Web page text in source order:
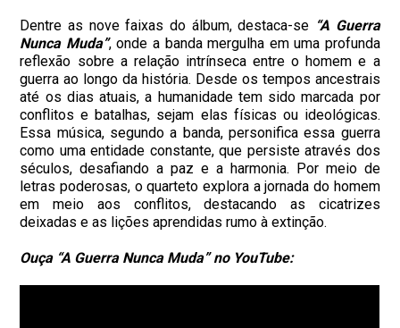
Dentre as nove faixas do álbum, destaca-se “A Guerra
Nunca Muda”, onde a banda mergulha em uma profunda
reflexão sobre a relação intrínseca entre o homem e a
guerra ao longo da história. Desde os tempos ancestrais
até os dias atuais, a humanidade tem sido marcada por
conflitos e batalhas, sejam elas físicas ou ideológicas.
Essa música, segundo a banda, personifica essa guerra
como uma entidade constante, que persiste através dos
séculos, desafiando a paz e a harmonia. Por meio de
letras poderosas, o quarteto explora a jornada do homem
em meio aos conflitos, destacando as cicatrizes
deixadas e as lições aprendidas rumo à extinção.
Ouça “A Guerra Nunca Muda” no YouTube: